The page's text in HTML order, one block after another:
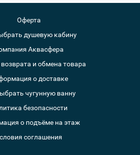
Оферта
душевую кабину
Аквасфера
и обмена товара
о доставке
чугунную ванну
безопасности
о подъёме на этаж
соглашения